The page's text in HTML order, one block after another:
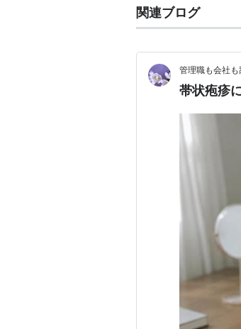
関連ブログ
管理職も会社
帯状疱疹